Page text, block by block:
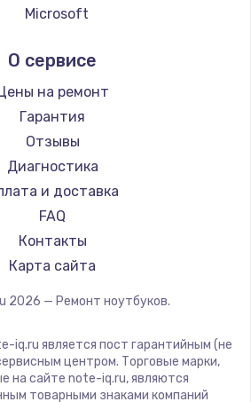
ноутбуков Echips
ноутбуков Predator
ноутбуков iru
ноутбуков Machenike
ноутбуков DEXP
ноутбуков Teclast
ноутбуков CHUWI
ноутбуков Colorful
Microsoft
Aquarius
Gigabyte
Aorus
Maibenben
Getac
Epson
Philips
LG
Panasonic
ZTE
Hiper
О сервисе
на ремонт
Гарантия
Отзывы
Диагностика
и доставка
FAQ
Контакты
Карта сайта
2026 — Ремонт ноутбуков.
iq.ru является пост гарантийным (не
центром. Торговые марки,
на сайте note-iq.ru, являются
товарными знаками компаний